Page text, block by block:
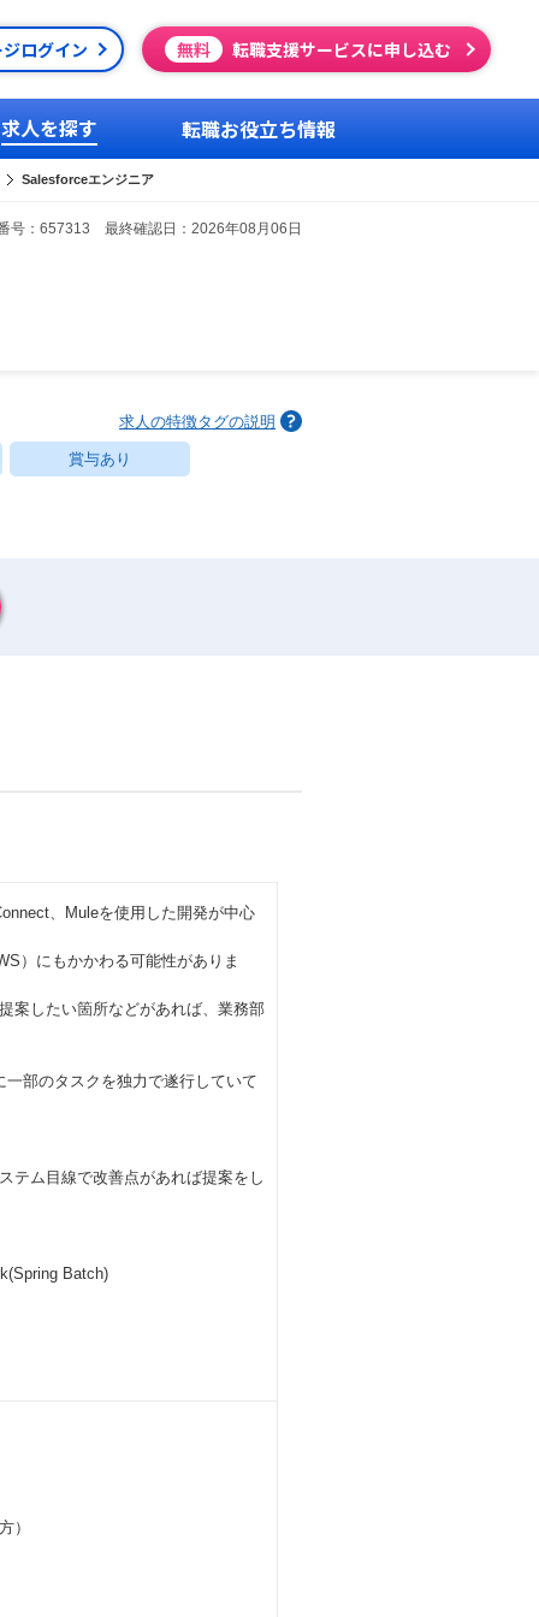
ログイン 無料 転職支援サービスに申し込む
求人を探す 転職お役立ち情報
Salesforceエンジニア
号：657313 最終確認日：2026年08月06日
求人の特徴タグの説明
賞与あり
、Muleを使用した開発が中心
）にもかかわる可能性がありま
案したい箇所などがあれば、業務部
部のタスクを独力で遂行していて
テム目線で改善点があれば提案をし
Batch)
）